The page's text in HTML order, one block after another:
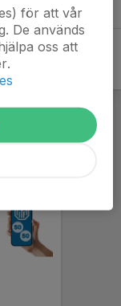
för att vår
De används
oss att